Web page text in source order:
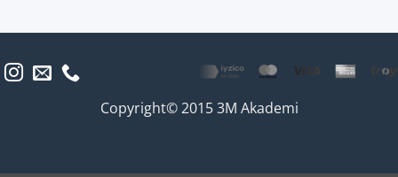
Copyright© 2015 3M Akademi